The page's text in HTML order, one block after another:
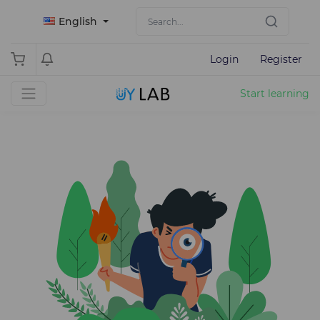
English
Login Register
Start learning